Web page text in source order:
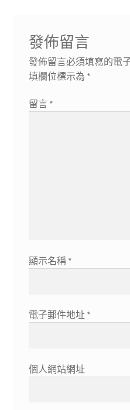
發佈留言
發佈留言必須填寫的電
填欄位標示為 *
留言 *
顯示名稱 *
電子郵件地址 *
個人網站網址